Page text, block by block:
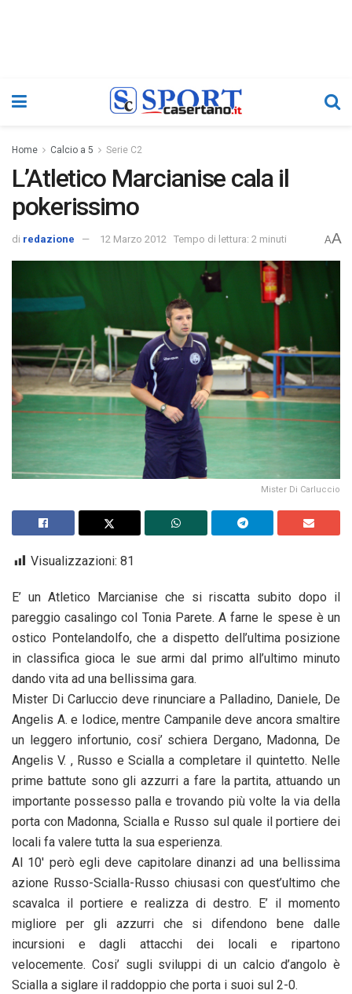
Home Calcio a 5 Serie C2
L’Atletico Marcianise cala il
pokerissimo
di redazione 12 Marzo 2012 Tempo di lettura: 2 minuti AA
Mister Di Carluccio
Visualizzazioni: 81
E’ un Atletico Marcianise che si riscatta subito dopo il
pareggio casalingo col Tonia Parete. A farne le spese è un
ostico Pontelandolfo, che a dispetto dell’ultima posizione
in classifica gioca le sue armi dal primo all’ultimo minuto
dando vita ad una bellissima gara.
Mister Di Carluccio deve rinunciare a Palladino, Daniele, De
Angelis A. e Iodice, mentre Campanile deve ancora smaltire
un leggero infortunio, cosi’ schiera Dergano, Madonna, De
Angelis V. , Russo e Scialla a completare il quintetto. Nelle
prime battute sono gli azzurri a fare la partita, attuando un
importante possesso palla e trovando più volte la via della
porta con Madonna, Scialla e Russo sul quale il portiere dei
locali fa valere tutta la sua esperienza.
Al 10′ però egli deve capitolare dinanzi ad una bellissima
azione Russo-Scialla-Russo chiusasi con quest’ultimo che
scavalca il portiere e realizza di destro. E’ il momento
migliore per gli azzurri che si difendono bene dalle
incursioni e dagli attacchi dei locali e ripartono
velocemente. Cosi’ sugli sviluppi di un calcio d’angolo è
Scialla a siglare il raddoppio che porta i suoi sul 2-0.